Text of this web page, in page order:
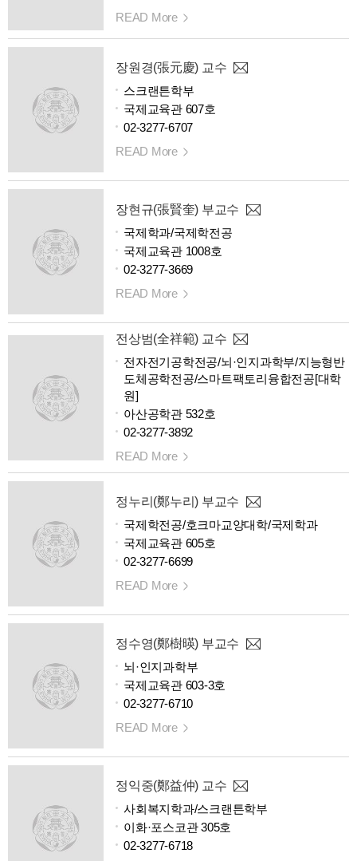
READ More
장원경(張元慶) 교수
스크랜튼학부
국제교육관 607호
02-3277-6707
READ More
장현규(張賢奎) 부교수
국제학과/국제학전공
국제교육관 1008호
02-3277-3669
READ More
전상범(全祥範) 교수
전자전기공학전공/뇌·인지과학부/지능형반
도체공학전공/스마트팩토리융합전공[대학
원]
아산공학관 532호
02-3277-3892
READ More
정누리(鄭누리) 부교수
국제학전공/호크마교양대학/국제학과
국제교육관 605호
02-3277-6699
READ More
정수영(鄭樹暎) 부교수
뇌·인지과학부
국제교육관 603-3호
02-3277-6710
READ More
정익중(鄭益仲) 교수
사회복지학과/스크랜튼학부
이화·포스코관 305호
02-3277-6718